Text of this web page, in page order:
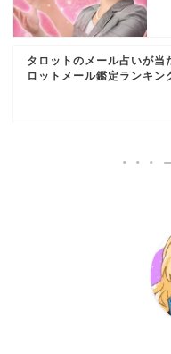
タロットのメール占いが当
ロットメール鑑定ランキン